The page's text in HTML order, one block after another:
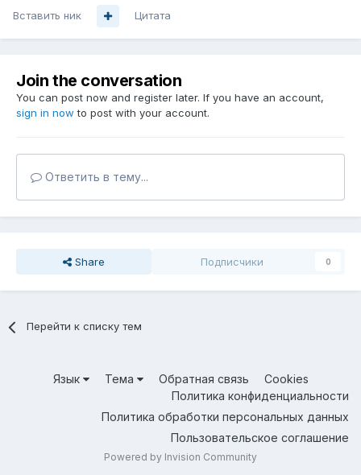
Вставить ник Цитата
Join the conversation
You can post now and register later. If you have an account,
sign in now to post with your account.
Ответить в тему...
Share Подписчики 0
Перейти к списку тем
Язык Тема Обратная связь
Cookies
Политика конфиденциальности
Политика обработки персональных данных
Пользовательское соглашение
Powered by Invision Community